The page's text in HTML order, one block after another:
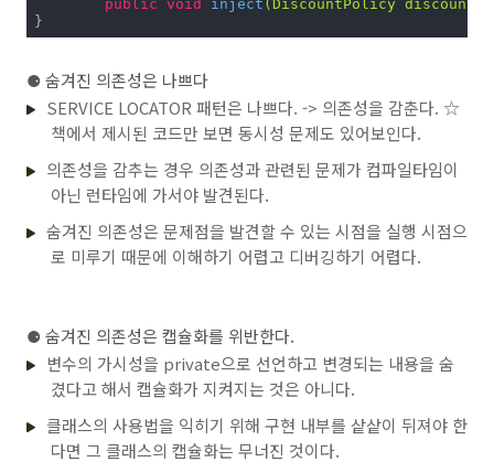
public void inject (DiscountPolicy
}
⚈숨겨진 의존성은 나쁘다
SERVICE LOCATOR 패턴은 나쁘다. -> 의존성을 감춘다. ☆
책에서 제시된 코드만 보면 동시성 문제도 있어보인다.
의존성을 감추는 경우 의존성과 관련된 문제가 컴파일타임이
아닌 런타임에 가서야 발견된다.
숨겨진 의존성은 문제점을 발견할 수 있는 시점을 실행 시점으
로 미루기 때문에 이해하기 어렵고 디버깅하기 어렵다.
⚈숨겨진 의존성은 캡슐화를 위반한다.
변수의 가시성을 private으로 선언하고 변경되는 내용을 숨
겼다고 해서 캡슐화가 지켜지는 것은 아니다.
클래스의 사용법을 익히기 위해 구현 내부를 샅샅이 뒤져야 한
다면 그 클래스의 캡슐화는 무너진 것이다.